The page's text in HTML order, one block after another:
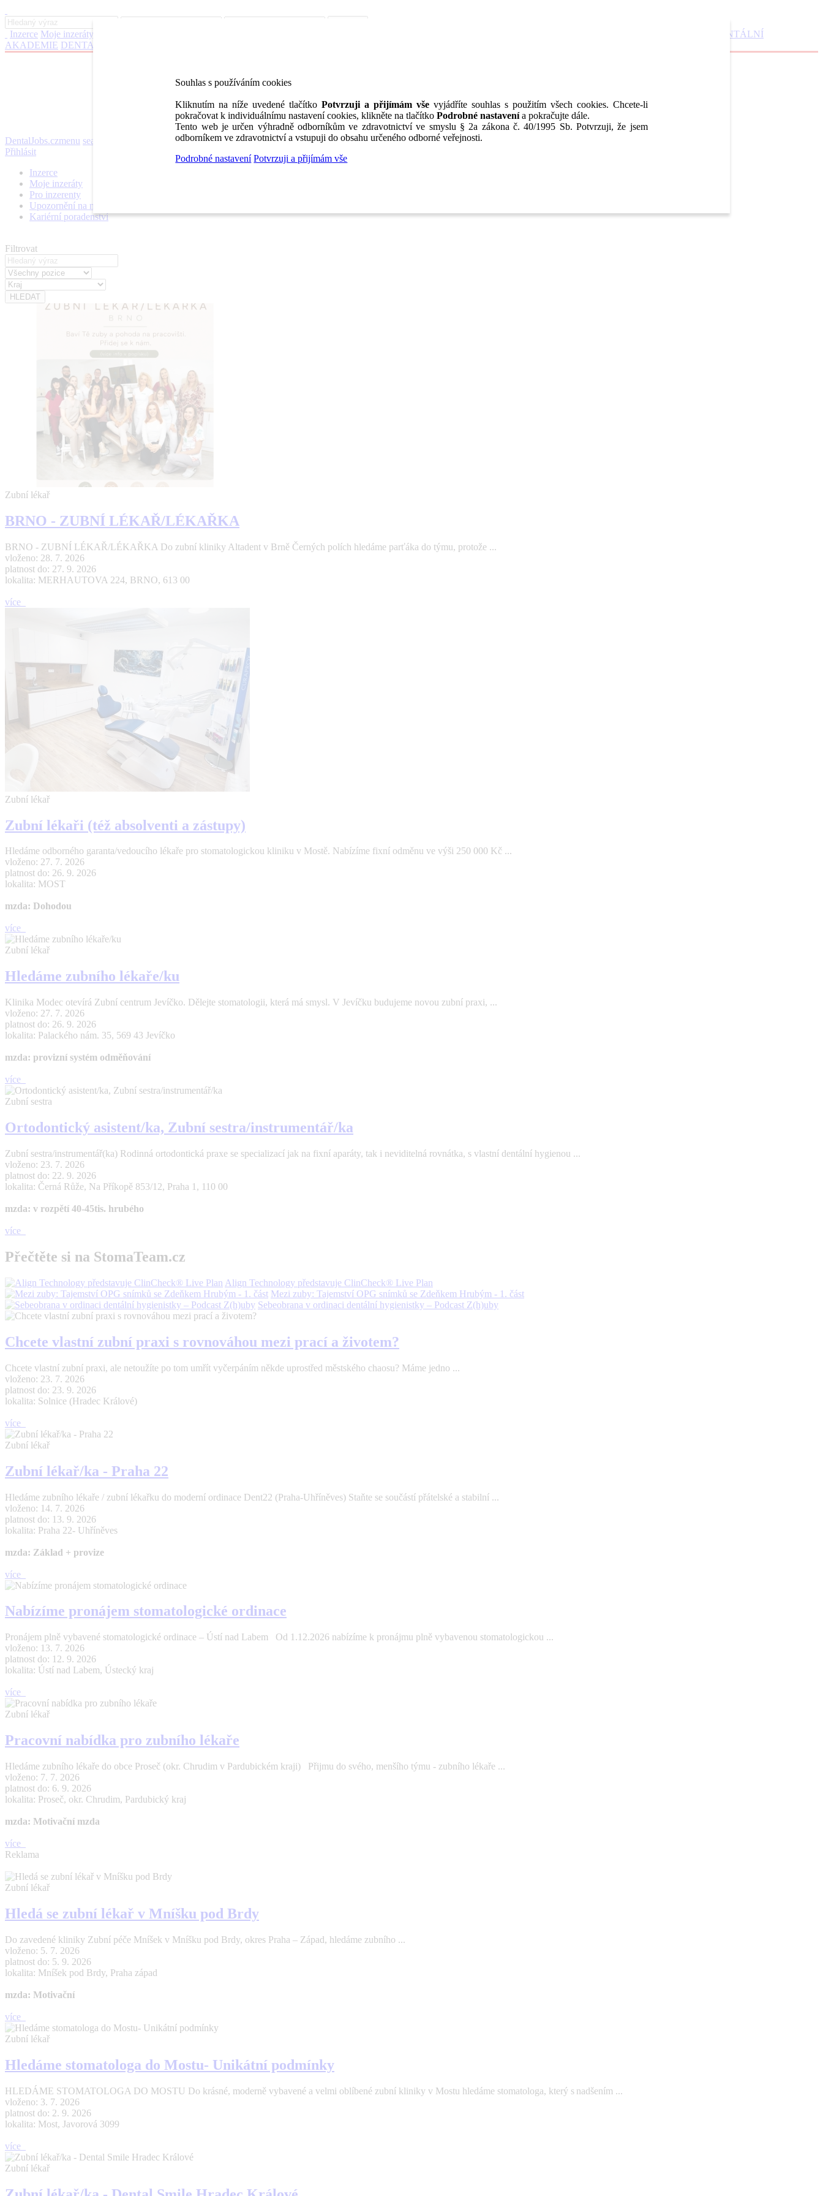
Inzerce Moje inzeráty
DENTÁLNÍ
AKADEMIE DENTAL BAZAR
DentalJobs.czmenu search
Přihlásit
Inzerce
Moje inzeráty
Pro inzerenty
Upozornění na nové pozice
Kariérní poradenství
Filtrovat
Zubní lékař
BRNO - ZUBNÍ LÉKAŘ/LÉKAŘKA
BRNO - ZUBNÍ LÉKAŘ/LÉKAŘKA Do zubní kliniky Altadent v Brně Černých polích hledáme parťáka do týmu, protože ...
vloženo: 28. 7. 2026
platnost do: 27. 9. 2026
lokalita: MERHAUTOVA 224, BRNO, 613 00
více
Zubní lékař
Zubní lékaři (též absolventi a zástupy)
Hledáme odborného garanta/vedoucího lékaře pro stomatologickou kliniku v Mostě. Nabízíme fixní odměnu ve výši 250 000 Kč ...
vloženo: 27. 7. 2026
platnost do: 26. 9. 2026
lokalita: MOST
mzda: Dohodou
více
Zubní lékař
Hledáme zubního lékaře/ku
Klinika Modec otevírá Zubní centrum Jevíčko. Dělejte stomatologii, která má smysl. V Jevíčku budujeme novou zubní praxi, ...
vloženo: 27. 7. 2026
platnost do: 26. 9. 2026
lokalita: Palackého nám. 35, 569 43 Jevíčko
mzda: provizní systém odměňování
více
Zubní sestra
Ortodontický asistent/ka, Zubní sestra/instrumentář/ka
Zubní sestra/instrumentář(ka) Rodinná ortodontická praxe se specializací jak na fixní aparáty, tak i neviditelná rovnátka, s vlastní dentální hygienou ...
vloženo: 23. 7. 2026
platnost do: 22. 9. 2026
lokalita: Černá Růže, Na Příkopě 853/12, Praha 1, 110 00
mzda: v rozpětí 40-45tis. hrubého
více
Přečtěte si na StomaTeam.cz
Align Technology představuje ClinCheck® Live Plan
Mezi zuby: Tajemství OPG snímků se Zdeňkem Hrubým - 1. část
Sebeobrana v ordinaci dentální hygienistky – Podcast Z(h)uby
Chcete vlastní zubní praxi s rovnováhou mezi prací a životem?
Chcete vlastní zubní praxi, ale netoužíte po tom umřít vyčerpáním někde uprostřed městského chaosu? Máme jedno ...
vloženo: 23. 7. 2026
platnost do: 23. 9. 2026
lokalita: Solnice (Hradec Králové)
více
Zubní lékař
Zubní lékař/ka - Praha 22
Hledáme zubního lékaře / zubní lékařku do moderní ordinace Dent22 (Praha-Uhříněves) Staňte se součástí přátelské a stabilní ...
vloženo: 14. 7. 2026
platnost do: 13. 9. 2026
lokalita: Praha 22- Uhříněves
mzda: Základ + provize
více
Nabízíme pronájem stomatologické ordinace
Pronájem plně vybavené stomatologické ordinace – Ústí nad Labem Od 1.12.2026 nabízíme k pronájmu plně vybavenou stomatologickou ...
vloženo: 13. 7. 2026
platnost do: 12. 9. 2026
lokalita: Ústí nad Labem, Ústecký kraj
více
Zubní lékař
Pracovní nabídka pro zubního lékaře
Hledáme zubního lékaře do obce Proseč (okr. Chrudim v Pardubickém kraji) Přijmu do svého, menšího týmu - zubního lékaře ...
vloženo: 7. 7. 2026
platnost do: 6. 9. 2026
lokalita: Proseč, okr. Chrudim, Pardubický kraj
mzda: Motivační mzda
více
Reklama
Zubní lékař
Hledá se zubní lékař v Mníšku pod Brdy
Do zavedené kliniky Zubní péče Mníšek v Mníšku pod Brdy, okres Praha – Západ, hledáme zubního ...
vloženo: 5. 7. 2026
platnost do: 5. 9. 2026
lokalita: Mníšek pod Brdy, Praha západ
mzda: Motivační
více
Zubní lékař
Hledáme stomatologa do Mostu- Unikátní podmínky
HLEDÁME STOMATOLOGA DO MOSTU Do krásné, moderně vybavené a velmi oblíbené zubní kliniky v Mostu hledáme stomatologa, který s nadšením ...
vloženo: 3. 7. 2026
platnost do: 2. 9. 2026
lokalita: Most, Javorová 3099
více
Zubní lékař
Souhlas s používáním cookies
Kliknutím na níže uvedené tlačítkoPotvrzuji a přijímám vše vyjádříte souhlas s použitím všech cookies. Chcete-li
pokračovat k individuálnímu nastavení cookies, klikněte na tlačítko Podrobné nastavenía pokračujte dále.
Tento web je určen výhradně odborníkům ve zdravotnictví ve smyslu § 2a zákona č. 40/1995 Sb. Potvrzuji, že jsem
odborníkem ve zdravotnictví a vstupuji do obsahu určeného odborné veřejnosti.
Podrobné nastavení Potvrzuji a přijímám vše